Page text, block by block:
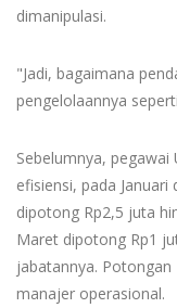
dimanipulasi.
"Jadi, bagaimana
pengelolaannya
Sebelumnya, pegawai
efisiensi, pada
dipotong Rp2,5 juta
Maret dipotong Rp1
jabatannya.
manajer operasional.